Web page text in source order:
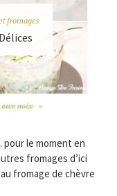
fromages
le moment en
fromages d’ici
fromage de chèvre